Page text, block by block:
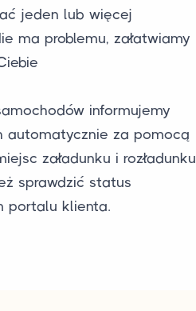
jeden lub więcej
ma problemu, załatwiamy
informujemy
automatycznie za pomocą
załadunku i rozładunku
sprawdzić status
portalu klienta.